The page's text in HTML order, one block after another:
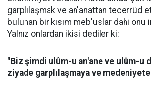
garplılaşmak ve an'anattan tecerrüd
bulunan bir kısım meb'uslar dahi onu
Yalnız onlardan ikisi dediler ki:
"Biz şimdi ulûm-u an'ane ve ulûm-u
ziyade garplılaşmaya ve